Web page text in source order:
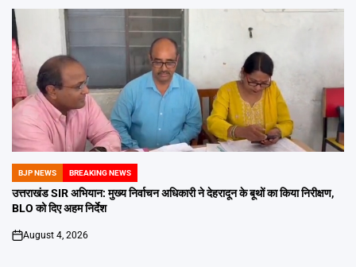
POSTED
IN
BJP NEWS BREAKING NEWS
उत्तराखंड SIR अभियान: मुख्य निर्वाचन अधिकारी ने देहरादून के बूथों का किया निरीक्षण,
BLO को दिए अहम निर्देश
on
August 4, 2026